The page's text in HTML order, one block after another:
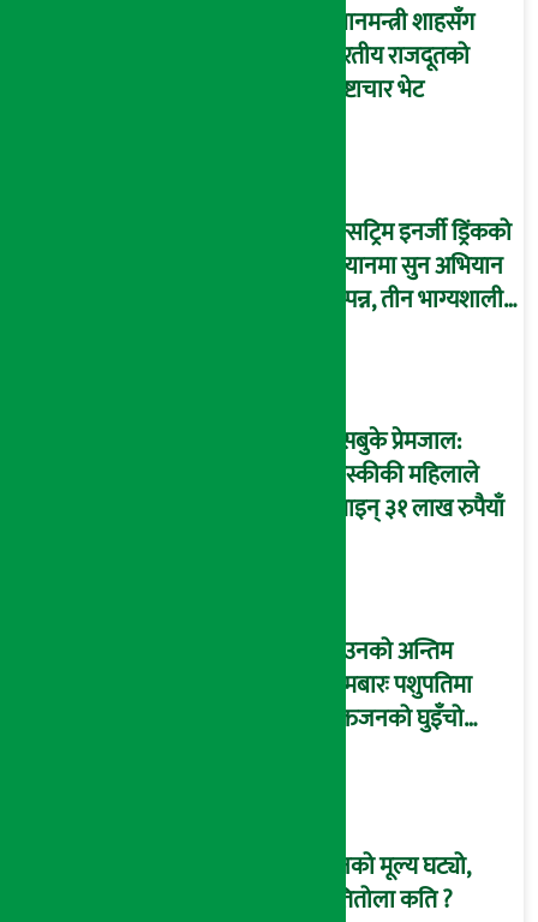
प्रधानमन्त्री शाहसँग
भारतीय राजदूतको
शिष्टाचार भेट
एक्सट्रिम इनर्जी ड्रिंकको
स्क्यानमा सुन अभियान
सम्पन्न, तीन भाग्यशाली
फेसबुके प्रेमजाल:
कास्कीकी महिलाले
गुमाइन् ३१ लाख रुपैयाँ
साउनको अन्तिम
सोमबारः पशुपतिमा
भक्तजनको घुइँचो
सुनको मूल्य घट्यो,
प्रतितोला कति ?